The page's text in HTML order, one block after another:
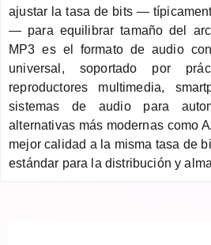
ajustar la tasa de bits —
— para equilibrar tamaño del
MP3 es el formato de audio
universal, soportado por
reproductores multimedia,
sistemas de audio para
alternativas más modernas como
mejor calidad a la misma tasa de
estándar para la distribución y